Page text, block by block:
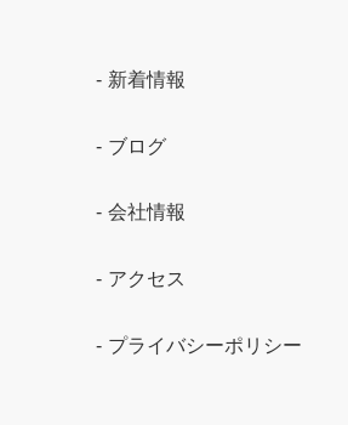
新着情報
ブログ
会社情報
アクセス
プライバシーポリシー